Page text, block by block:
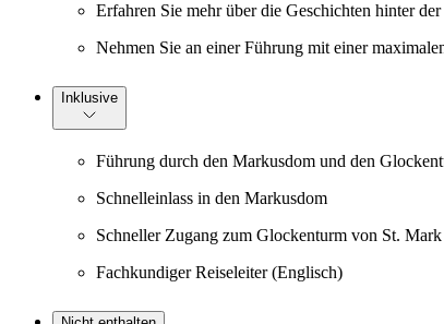
Erfahren Sie mehr über die Geschichten hinter
Nehmen Sie an einer Führung mit einer
Inklusive
Führung durch den Markusdom und den
Schnelleinlass in den Markusdom
Schneller Zugang zum Glockenturm von St.
Fachkundiger Reiseleiter (Englisch)